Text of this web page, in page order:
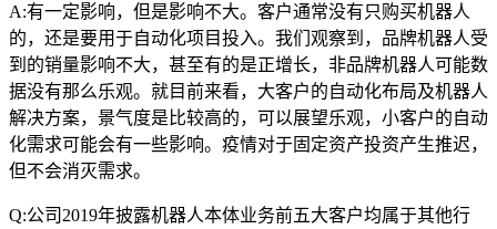
A:有一定影响，但是影响不大。客户通常没有只购买机器人
的，还是要用于自动化项目投入。我们观察到，品牌机器人受
到的销量影响不大，甚至有的是正增长，非品牌机器人可能数
据没有那么乐观。就目前来看，大客户的自动化布局及机器人
解决方案，景气度是比较高的，可以展望乐观，小客户的自动
化需求可能会有一些影响。疫情对于固定资产投资产生推迟，
但不会消灭需求。
Q:公司2019年披露机器人本体业务前五大客户均属于其他行